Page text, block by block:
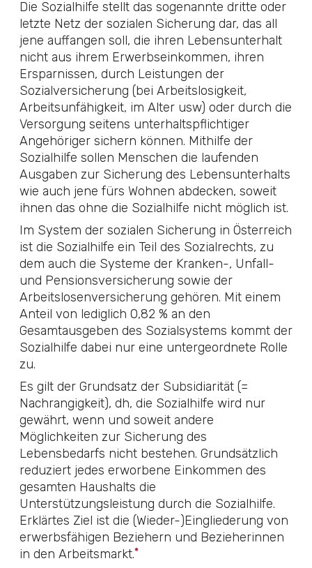
Die Sozialhilfe stellt das sogenannte dritte oder
letzte Netz der sozialen Sicherung dar, das all
jene auffangen soll, die ihren Lebensunterhalt
nicht aus ihrem Erwerbseinkommen, ihren
Ersparnissen, durch Leistungen der
Sozialversicherung (bei Arbeitslosigkeit,
Arbeitsunfähigkeit, im Alter usw) oder durch die
Versorgung seitens unterhaltspflichtiger
Angehöriger sichern können. Mithilfe der
Sozialhilfe sollen Menschen die laufenden
Ausgaben zur Sicherung des Lebensunterhalts
wie auch jene fürs Wohnen abdecken, soweit
ihnen das ohne die Sozialhilfe nicht möglich ist.
Im System der sozialen Sicherung in Österreich
ist die Sozialhilfe ein Teil des Sozialrechts, zu
dem auch die Systeme der Kranken-, Unfall-
und Pensionsversicherung sowie der
Arbeitslosenversicherung gehören. Mit einem
Anteil von lediglich 0,82 % an den
Gesamtausgeben des Sozialsystems kommt der
Sozialhilfe dabei nur eine untergeordnete Rolle
zu.
Es gilt der Grundsatz der Subsidiarität (=
Nachrangigkeit), dh, die Sozialhilfe wird nur
gewährt, wenn und soweit andere
Möglichkeiten zur Sicherung des
Lebensbedarfs nicht bestehen. Grundsätzlich
reduziert jedes erworbene Einkommen des
gesamten Haushalts die
Unterstützungsleistung durch die Sozialhilfe.
Erklärtes Ziel ist die (Wieder-)Eingliederung von
erwerbsfähigen Beziehern und Bezieherinnen
in den Arbeitsmarkt.*